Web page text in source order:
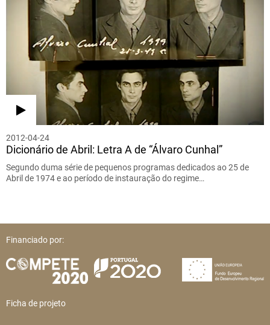
2012-04-24
Dicionário de Abril: Letra A de “Álvaro Cunhal”
Segundo duma série de pequenos programas dedicados ao 25 de
Abril de 1974 e ao período de instauração do regime…
Financiado por:
Ficha de projeto